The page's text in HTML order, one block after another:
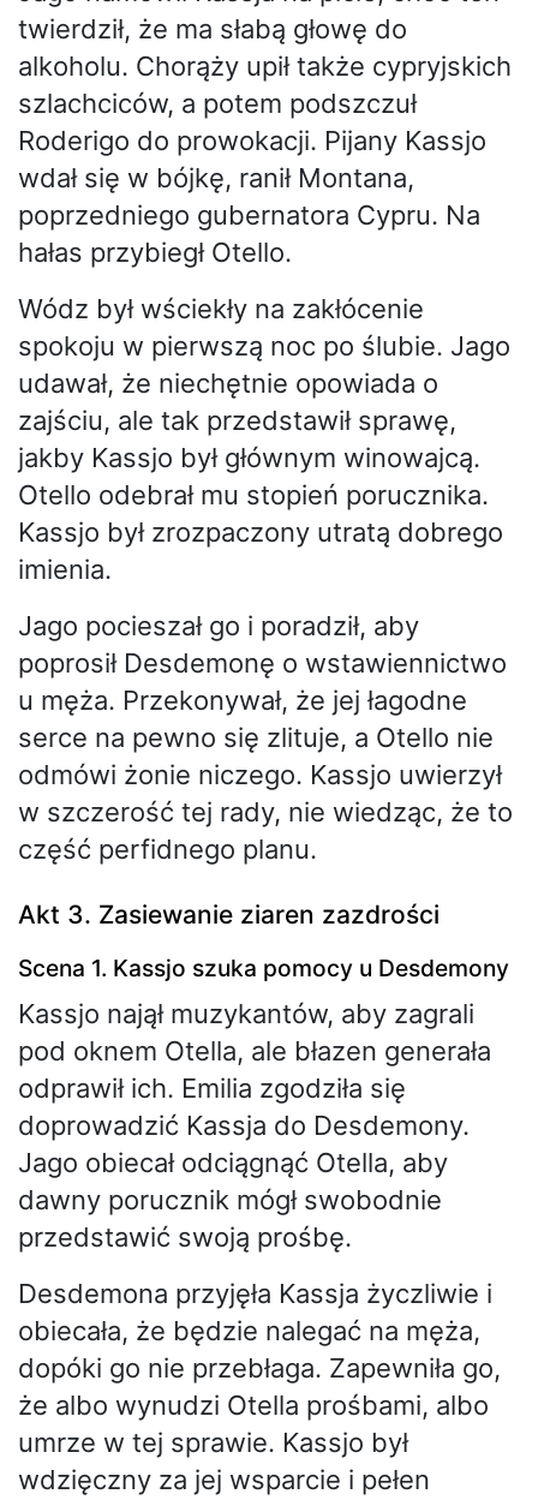
twierdził, że ma słabą głowę do
alkoholu. Chorąży upił także cypryjskich
szlachciców, a potem podszczuł
Roderigo do prowokacji. Pijany Kassjo
wdał się w bójkę, ranił Montana,
poprzedniego gubernatora Cypru. Na
hałas przybiegł Otello.
Wódz był wściekły na zakłócenie
spokoju w pierwszą noc po ślubie. Jago
udawał, że niechętnie opowiada o
zajściu, ale tak przedstawił sprawę,
jakby Kassjo był głównym winowajcą.
Otello odebrał mu stopień porucznika.
Kassjo był zrozpaczony utratą dobrego
imienia.
Jago pocieszał go i poradził, aby
poprosił Desdemonę o wstawiennictwo
u męża. Przekonywał, że jej łagodne
serce na pewno się zlituje, a Otello nie
odmówi żonie niczego. Kassjo uwierzył
w szczerość tej rady, nie wiedząc, że to
część perfidnego planu.
Akt 3. Zasiewanie ziaren zazdrości
Scena 1. Kassjo szuka pomocy u Desdemony
Kassjo najął muzykantów, aby zagrali
pod oknem Otella, ale błazen generała
odprawił ich. Emilia zgodziła się
doprowadzić Kassja do Desdemony.
Jago obiecał odciągnąć Otella, aby
dawny porucznik mógł swobodnie
przedstawić swoją prośbę.
Desdemona przyjęła Kassja życzliwie i
obiecała, że będzie nalegać na męża,
dopóki go nie przebłaga. Zapewniła go,
że albo wynudzi Otella prośbami, albo
umrze w tej sprawie. Kassjo był
wdzięczny za jej wsparcie i pełen